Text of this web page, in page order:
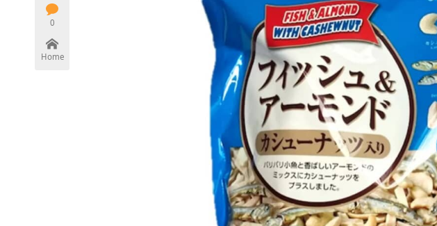
0
Home